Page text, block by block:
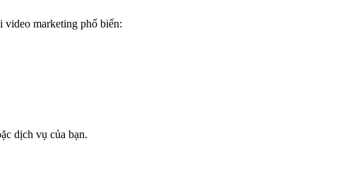
video marketing phổ biến:
dịch vụ của bạn.